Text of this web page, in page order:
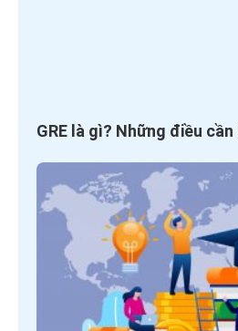
GRE là gì? Những điều